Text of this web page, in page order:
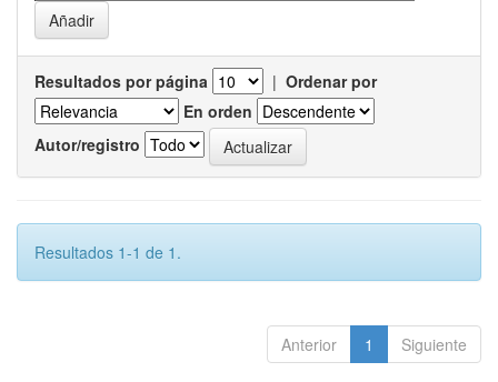
Resultados por página | Ordenar por
En orden
Autor/registro
Resultados 1-1 de 1.
Anterior 1 Siguiente